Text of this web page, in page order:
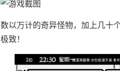
数以万计的奇异怪物，加上几十
极致！